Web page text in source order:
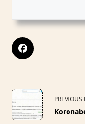
<span
class="nav-
subtitle
PREVIOUS